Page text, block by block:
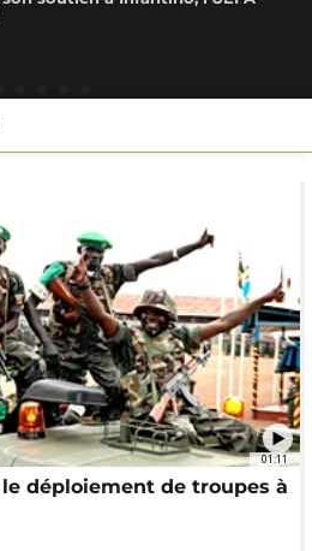
01:11
le déploiement de troupes à